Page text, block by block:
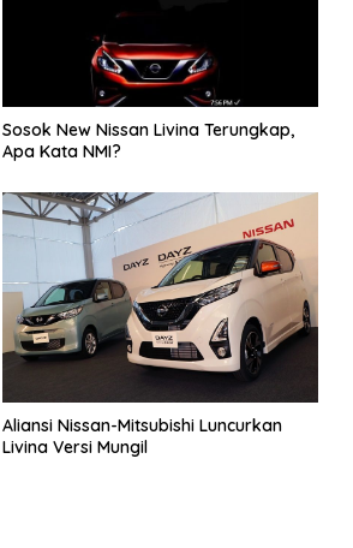
Sosok New Nissan Livina Terungkap,
Apa Kata NMI?
Aliansi Nissan-Mitsubishi Luncurkan
Livina Versi Mungil